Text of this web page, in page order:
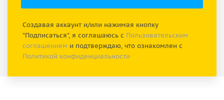
Создавая аккаунт и/или нажимая кнопку
"Подписаться", я соглашаюсь с Пользовательским
соглашением и подтверждаю, что ознакомлен с
Политикой конфиденциальности